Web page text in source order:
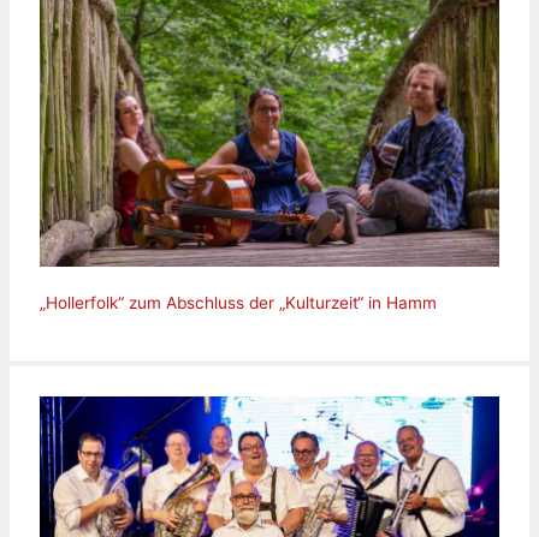
„Hollerfolk“ zum Abschluss der „Kulturzeit“ in Hamm